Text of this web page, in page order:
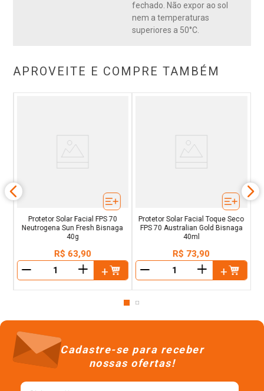
fechado. Não expor ao sol
nem a temperaturas
superiores a 50°C.
APROVEITE E COMPRE TAMBÉM
Protetor Solar Facial FPS 70
Neutrogena Sun Fresh Bisnaga
40g
R$ 63,90
＋
Protetor Solar Facial Toque Seco
FPS 70 Australian Gold Bisnaga
40ml
R$ 73,90
＋
Cadastre-se para receber
nossas ofertas!